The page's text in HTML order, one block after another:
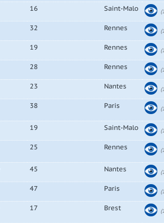
16 Saint-Malo
32 Rennes
19 Rennes
28 Rennes
23 Nantes
38 Paris
19 Saint-Malo
25 Rennes
45 Nantes
47 Paris
17 Brest